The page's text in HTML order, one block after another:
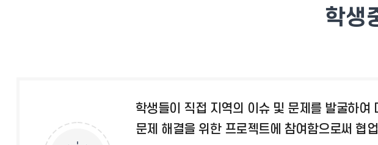
학생
학생들이 직접 지역의 이슈 및 문제를 발굴하여
문제 해결을 위한 프로젝트에 참여함으로써 협